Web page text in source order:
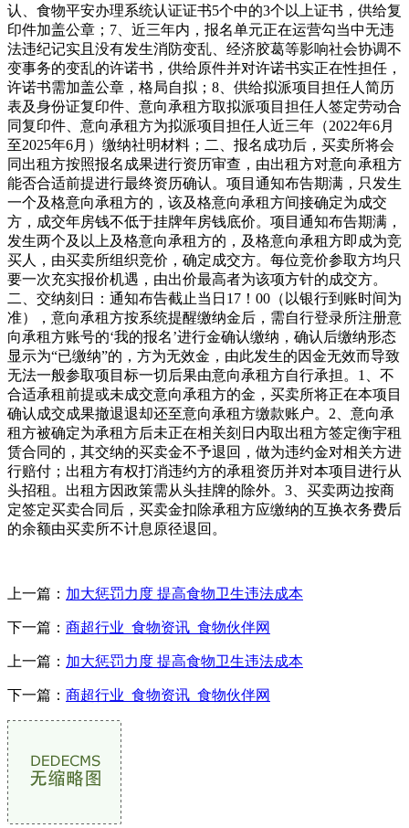
认、食物平安办理系统认证证书5个中的3个以上证书，供给复
印件加盖公章；7、近三年内，报名单元正在运营勾当中无违
法违纪记实且没有发生消防变乱、经济胶葛等影响社会协调不
变事务的变乱的许诺书，供给原件并对许诺书实正在性担任，
许诺书需加盖公章，格局自拟；8、供给拟派项目担任人简历
表及身份证复印件、意向承租方取拟派项目担任人签定劳动合
同复印件、意向承租方为拟派项目担任人近三年（2022年6月
至2025年6月）缴纳社明材料；二、报名成功后，买卖所将会
同出租方按照报名成果进行资历审查，由出租方对意向承租方
能否合适前提进行最终资历确认。项目通知布告期满，只发生
一个及格意向承租方的，该及格意向承租方间接确定为成交
方，成交年房钱不低于挂牌年房钱底价。项目通知布告期满，
发生两个及以上及格意向承租方的，及格意向承租方即成为竞
买人，由买卖所组织竞价，确定成交方。每位竞价参取方均只
要一次充实报价机遇，由出价最高者为该项方针的成交方。
二、交纳刻日：通知布告截止当日17！00（以银行到账时间为
准），意向承租方按系统提醒缴纳金后，需自行登录所注册意
向承租方账号的‘我的报名’进行金确认缴纳，确认后缴纳形态
显示为“已缴纳”的，方为无效金，由此发生的因金无效而导致
无法一般参取项目标一切后果由意向承租方自行承担。1、不
合适承租前提或未成交意向承租方的金，买卖所将正在本项目
确认成交成果撤退退却还至意向承租方缴款账户。2、意向承
租方被确定为承租方后未正在相关刻日内取出租方签定衡宇租
赁合同的，其交纳的买卖金不予退回，做为违约金对相关方进
行赔付；出租方有权打消违约方的承租资历并对本项目进行从
头招租。出租方因政策需从头挂牌的除外。3、买卖两边按商
定签定买卖合同后，买卖金扣除承租方应缴纳的互换衣务费后
的余额由买卖所不计息原径退回。
上一篇： 加大惩罚力度 提高食物卫生违法成本
下一篇： 商超行业_食物资讯_食物伙伴网
上一篇： 加大惩罚力度 提高食物卫生违法成本
下一篇： 商超行业_食物资讯_食物伙伴网